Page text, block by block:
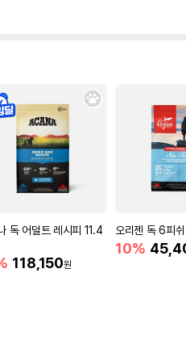
독 어덜트 레시피 11.4
118,150원
오리젠 독 6피
10%